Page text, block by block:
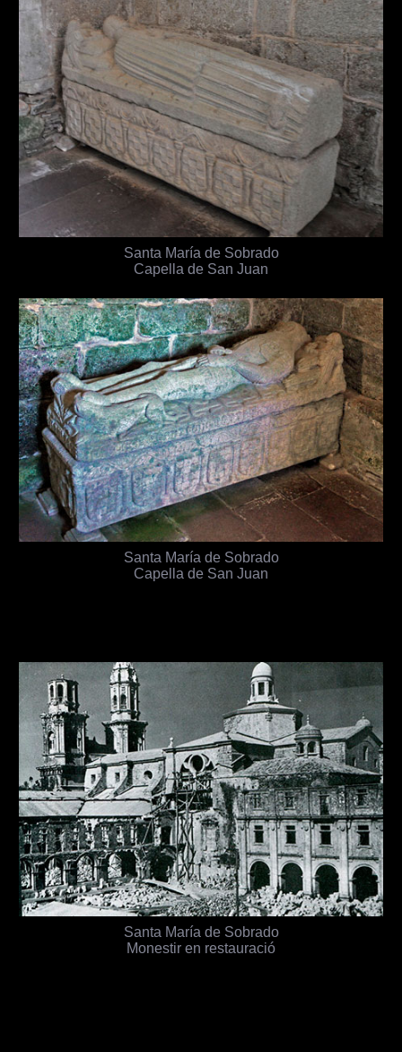
Santa María de Sobrado
Capella de San Juan
Santa María de Sobrado
Capella de San Juan
Santa María de Sobrado
Monestir en restauració